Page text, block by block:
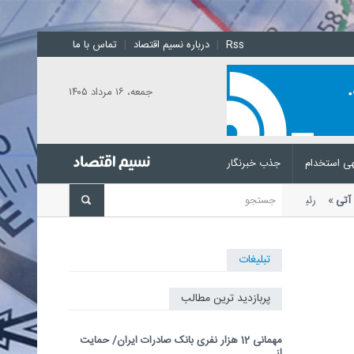
تماس با ما | درباره نسیم اقتصاد | Rss
جمعه، ۱۶ مرداد ۱۴۰۵
جذب خبرنگار استخدام
آتی رئیس مرکز ملی پیش‌بینی و
تبلیغات
پربازدید ترین مطالب
مهمانی 12 هزار نفری بانک صادرات ایران/ حمایت